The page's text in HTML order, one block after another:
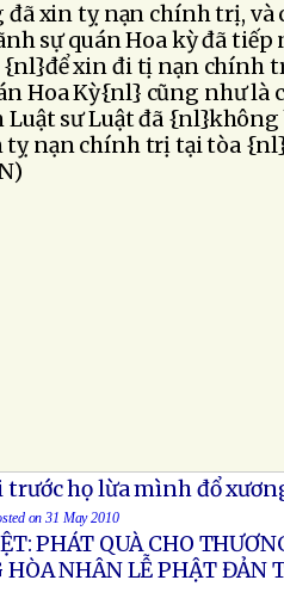
xin tỵ nạn chính trị, và
sự quán Hoa kỳ đã tiếp
{nl}để xin đi tị nạn chính
Hoa Kỳ{nl} cũng như là
Luật sư Luật đã
tỵ nạn chính trị tại tòa
trước họ lừa mình đổ
on 31 May 2010
PHÁT QUÀ CHO
HÒA NHÂN LỄ PHẬT ĐẢN